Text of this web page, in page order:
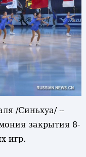
/Синьхуа/ --
закрытия 8-
игр.